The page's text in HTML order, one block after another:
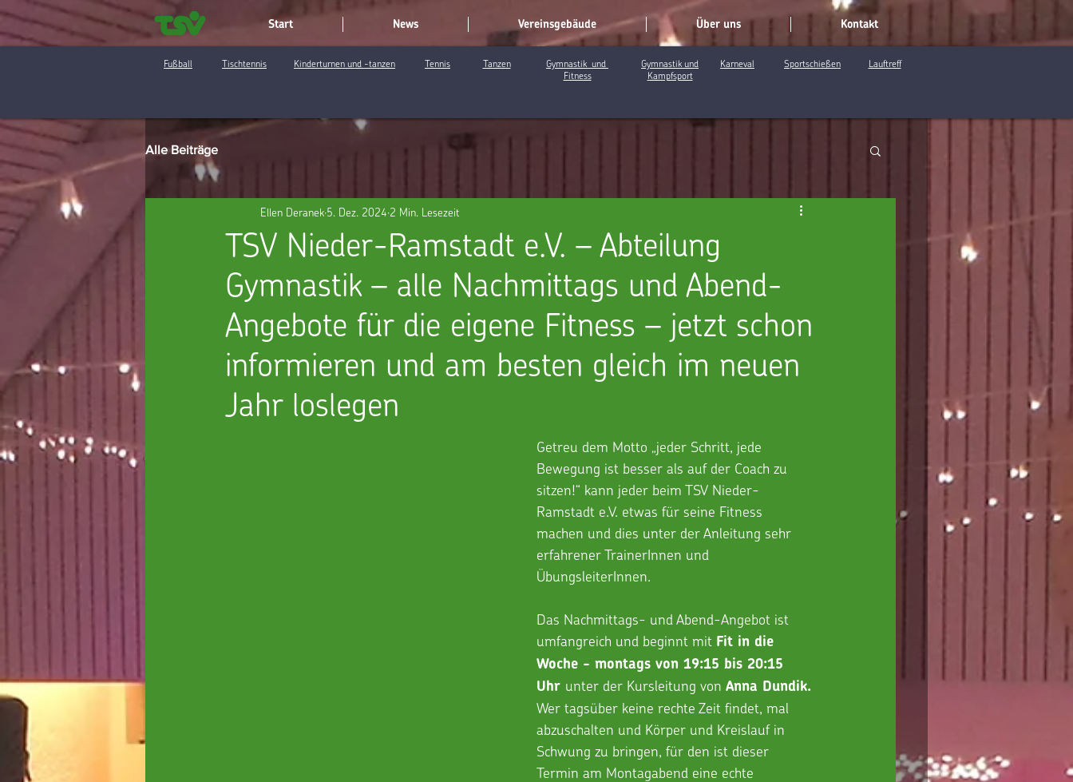
Start News Vereinsgebäude Über uns Kontakt
Fußball Tischtennis Kinderturnen und -tanzen Tennis Tanzen
Gymnastik und
Fitness
Gymnastik und
Kampfsport
Karneval Sportschießen Lauftreff
Alle Beiträge
TSV Nieder-Ramstadt e.V. – Abteilung
Gymnastik – alle Nachmittags und Abend-
Angebote für die eigene Fitness – jetzt schon
informieren und am besten gleich im neuen
Jahr loslegen
Ellen Deranek 5. Dez. 2024 2 Min. Lesezeit
Getreu dem Motto „jeder Schritt, jede
Bewegung ist besser als auf der Coach zu
sitzen!“ kann jeder beim TSV Nieder-
Ramstadt e.V. etwas für seine Fitness
machen und dies unter der Anleitung sehr
erfahrener TrainerInnen und
ÜbungsleiterInnen.
Das Nachmittags- und Abend-Angebot ist
umfangreich und beginnt mit Fit in die
Woche - montags von 19:15 bis 20:15
Uhr unter der Kursleitung von Anna Dundik.
Wer tagsüber keine rechte Zeit findet, mal
abzuschalten und Körper und Kreislauf in
Schwung zu bringen, für den ist dieser
Termin am Montagabend eine echte